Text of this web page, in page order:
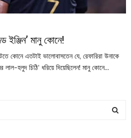
ইঞ্জিন’ মানু কোনে!
কোনে এতটাই ভালোবাসতেন যে, রেফারিরা উনাকে
হলুদ চিঠি’ ধরিয়ে দিয়েছিলেন! মানু কোনে...